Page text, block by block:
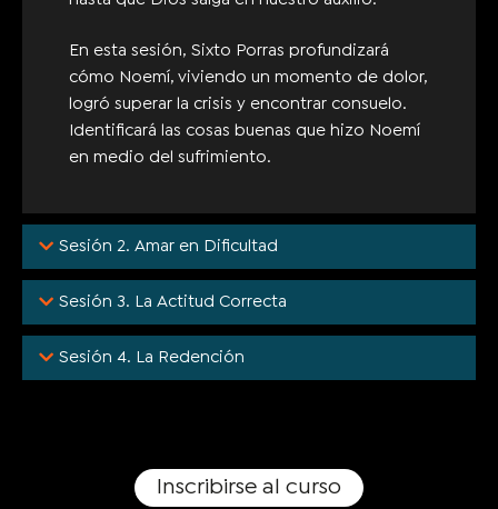
En esta sesión, Sixto Porras profundizará
cómo Noemí, viviendo un momento de dolor,
logró superar la crisis y encontrar consuelo.
Identificará las cosas buenas que hizo Noemí
en medio del sufrimiento.
Sesión 2. Amar en Dificultad
Sesión 3. La Actitud Correcta
Sesión 4. La Redención
Inscribirse al curso